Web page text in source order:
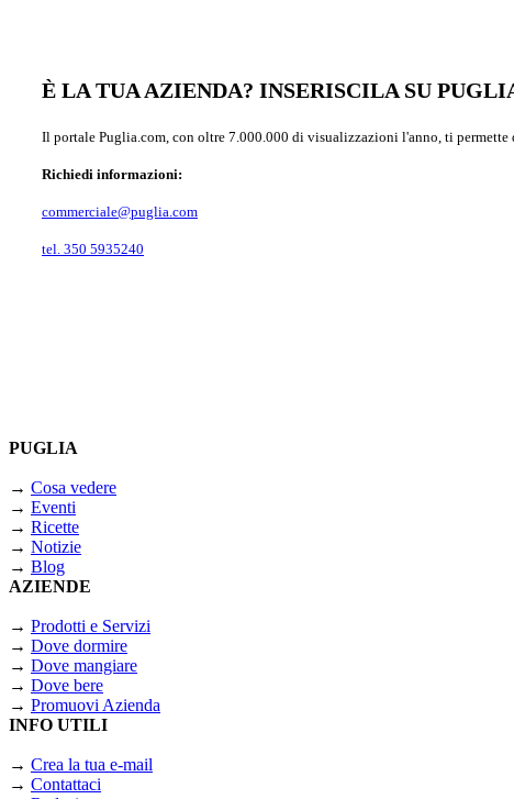
È LA TUA AZIENDA? INSERISCILA SU
Il portale Puglia.com, con oltre 7.000.000 di visualizzazioni l'anno, ti
Richiedi informazioni:
commerciale@puglia.com
tel. 350 5935240
PUGLIA
→ Cosa vedere
→ Eventi
→ Ricette
→ Notizie
→ Blog
AZIENDE
→ Prodotti e Servizi
→ Dove dormire
→ Dove mangiare
→ Dove bere
→ Promuovi Azienda
INFO UTILI
→ Crea la tua e-mail
→ Contattaci